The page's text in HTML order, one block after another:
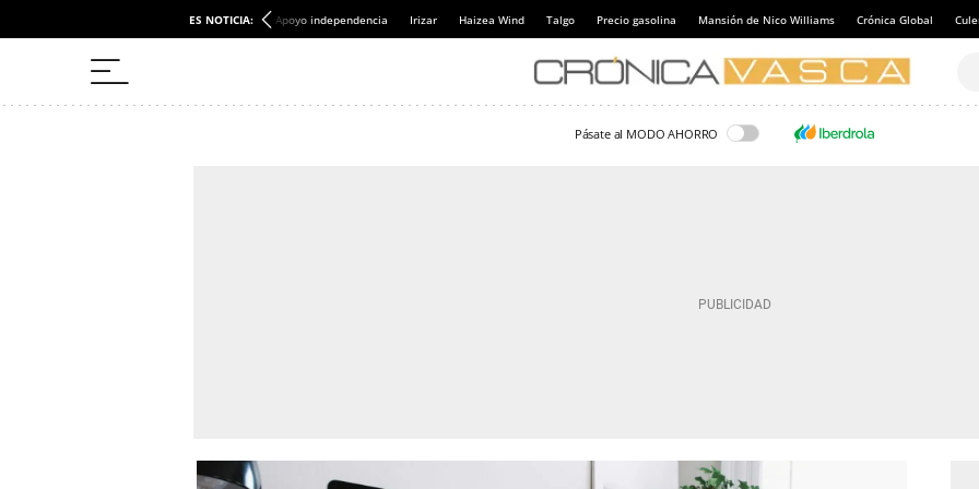
ES NOTICIA: Apoyo independencia Irizar Haizea Wind Talgo Precio gasolina Mansión de Nico Williams Crónica Global
Pásate al MODO AHORRO